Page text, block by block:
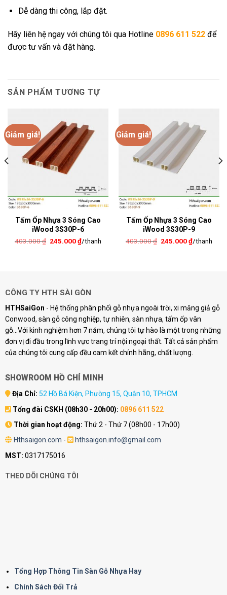
Dễ dàng thi công, lắp đặt.
Hãy liên hệ ngay với chúng tôi qua Hotline 0896 611 522 để
được tư vấn và đặt hàng.
SẢN PHẨM TƯƠNG TỰ
Giảm giá!
Tấm Ốp Nhựa 3 Sóng Cao
iWood 3S30P-6
403.000₫ Giá
245.000₫Giá
hiện
/thanh
Giảm giá!
Tấm Ốp Nhựa 3 Sóng Cao
iWood 3S30P-9
403.000₫ Giá
245.000₫Giá
hiện
/thanh
CÔNG TY HTH SÀI GÒN
HTHSaiGon - Hệ thống phân phối gỗ nhựa ngoài trời, xi măng giả gỗ
Conwood, sàn gỗ công nghiệp, tự nhiên, sàn nhựa, tấm ốp vân
gỗ...Với kinh nghiệm hơn 7 năm, chúng tôi tự hào là một trong những
đơn vị đi đầu trong lĩnh vực trang trí nội ngoại thất. Tất cả sản phẩm
của chúng tôi cung cấp đều cam kết chính hãng, chất lượng.
SHOWROOM HỒ CHÍ MINH
Địa Chỉ: 52 Hồ Bá Kiện, Phường 15, Quận 10, TPHCM
Tổng đài CSKH (08h30 - 20h00): 0896 611 522
Thời gian hoạt động: Thứ 2 - Thứ 7 (08h00 - 17h00)
Hthsaigon.com -
hthsaigon.info@gmail.com
MST: 0317175016
THEO DÕI CHÚNG TÔI
Tổng Hợp Thông Tin Sàn Gỗ Nhựa Hay
Chính Sách Đổi Trả